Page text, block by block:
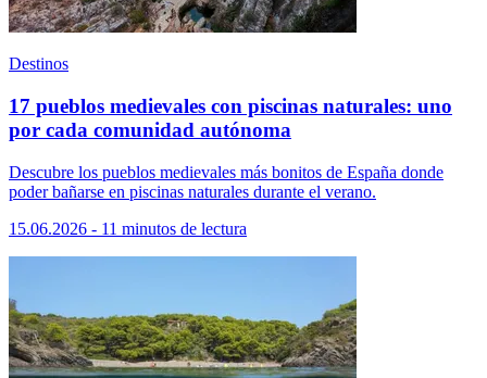
Destinos
17 pueblos medievales con piscinas naturales: uno
por cada comunidad autónoma
Descubre los pueblos medievales más bonitos de España donde
poder bañarse en piscinas naturales durante el verano.
15.06.2026 - 11 minutos de lectura